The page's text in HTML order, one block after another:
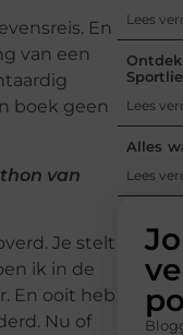
En
van een
boek geen
van
Je stelt
ik in de
En ooit heb
Nu of
Lees
Lees
Alles
Lees